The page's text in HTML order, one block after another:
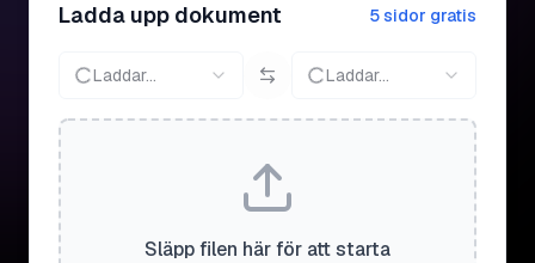
Ladda upp dokument 5 sidor gratis
Laddar... Laddar...
Släpp filen här för att starta